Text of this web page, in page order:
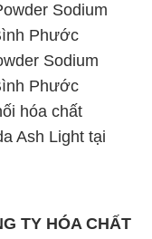
Sodium
Phước
Sodium
Phước
hóa chất
Ash Light tại
TY HÓA CHẤT